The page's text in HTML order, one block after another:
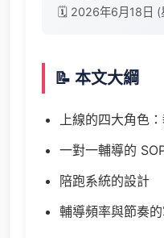
🗓️ 2026年6月18日 (
📝 本文大綱
上線的四大角色
一對一輔導的
陪跑系統的設計
輔導頻率與節奏